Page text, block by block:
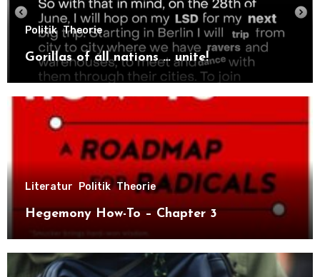
Politik Theorie
Gorillas of all nations … unite!
Literatur Politik Theorie
Hegemony How-To – Chapter 3